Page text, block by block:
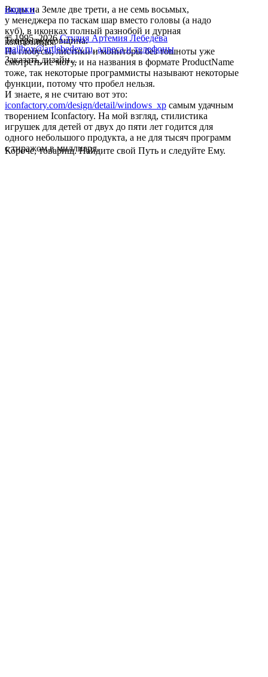
Воды на Земле две трети, а не семь восьмых,
у менеджера по таскам шар вместо головы (а надо
куб), в иконках полный разнобой и дурная
композиция.
Теперь вкусовщина.
На глобусы, листики и мониторы без тошноты уже
смотреть не могу, и на названия в формате ProductName
тоже, так некоторые программисты называют некоторые
функции, потому что пробел нельзя.
И знаете, я не считаю вот это:
iconfactory.com/design/detail/windows_xp самым удачным
творением Iconfactory. На мой взгляд, стилистика
игрушек для детей от двух до пяти лет годится для
одного небольшого продукта, а не для тысяч программ
с тиражом в миллиард.
Короче, товарищ. Найдите свой Путь и следуйте Ему.
иконки
© 1995–2026 Студия Артемия Лебедева
mailbox@artlebedev.ru, адреса и телефоны
Заказать дизайн...